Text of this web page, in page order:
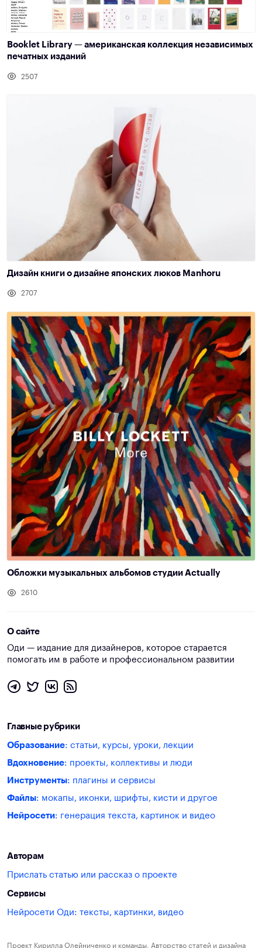
Booklet Library — американская коллекция независимых
печатных изданий
2507
Дизайн книги о дизайне японских люков Manhoru
2707
Обложки музыкальных альбомов студии Actually
2610
О сайте
Оди — издание для дизайнеров, которое старается
помогать им в работе и профессиональном развитии
Главные рубрики
Образование: статьи, курсы, уроки, лекции
Вдохновение: проекты, коллективы и люди
Инструменты: плагины и сервисы
Файлы: мокапы, иконки, шрифты, кисти и другое
Нейросети: генерация текста, картинок и видео
Авторам
Прислать статью или рассказ о проекте
Сервисы
Нейросети Оди: тексты, картинки, видео
Проект Кирилла Олейниченко и команды. Авторство статей и дизайна